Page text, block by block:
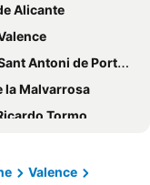
Valencia
3
Valencia
4
El Saler
Alicante
Antoni de Portmany
la Malvarrosa
Tormo
LevantValence